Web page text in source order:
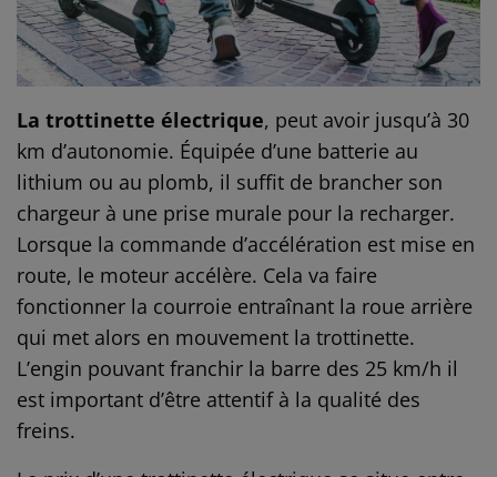
La trottinette électrique, peut avoir jusqu’à 30
km d’autonomie. Équipée d’une batterie au
lithium ou au plomb, il suffit de brancher son
chargeur à une prise murale pour la recharger.
Lorsque la commande d’accélération est mise en
route, le moteur accélère. Cela va faire
fonctionner la courroie entraînant la roue arrière
qui met alors en mouvement la trottinette.
L’engin pouvant franchir la barre des 25 km/h il
est important d’être attentif à la qualité des
freins.